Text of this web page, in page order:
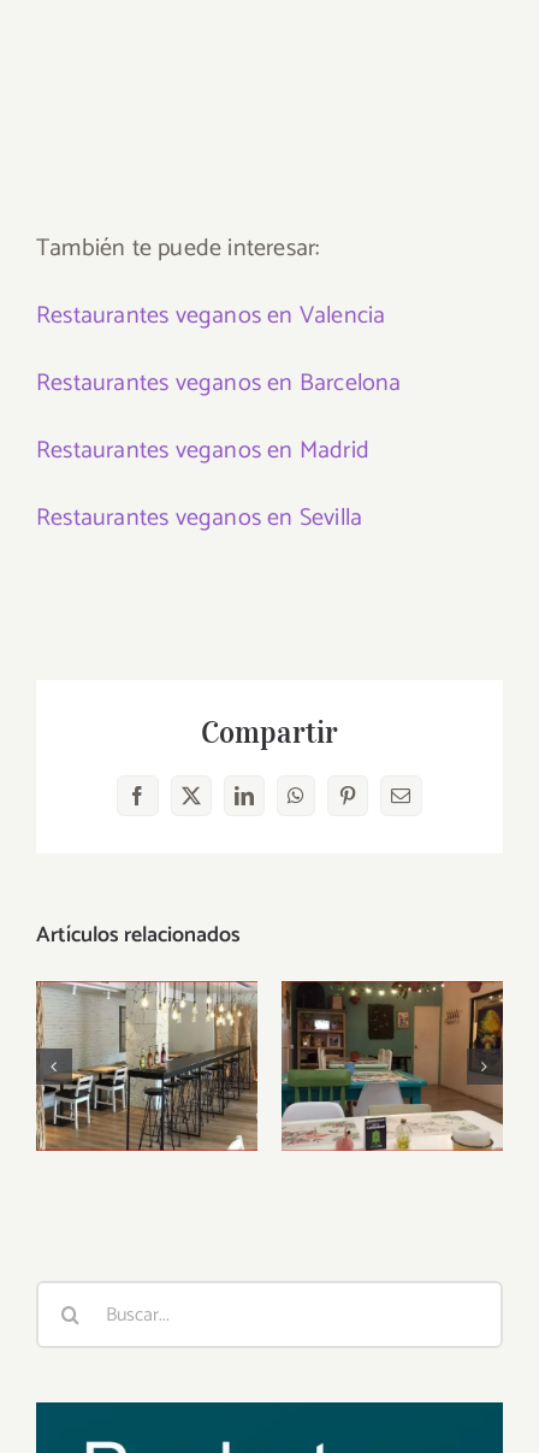
También te puede interesar:
Restaurantes veganos en Valencia
Restaurantes veganos en Barcelona
Restaurantes veganos en Madrid
Restaurantes veganos en Sevilla
Compartir
Facebook
X LinkedInWhatsAppPinterestCorreo
Artículos relacionados
Restaurante
vegano Alive,
Barcelona
Lazy Vegan
Buscar: